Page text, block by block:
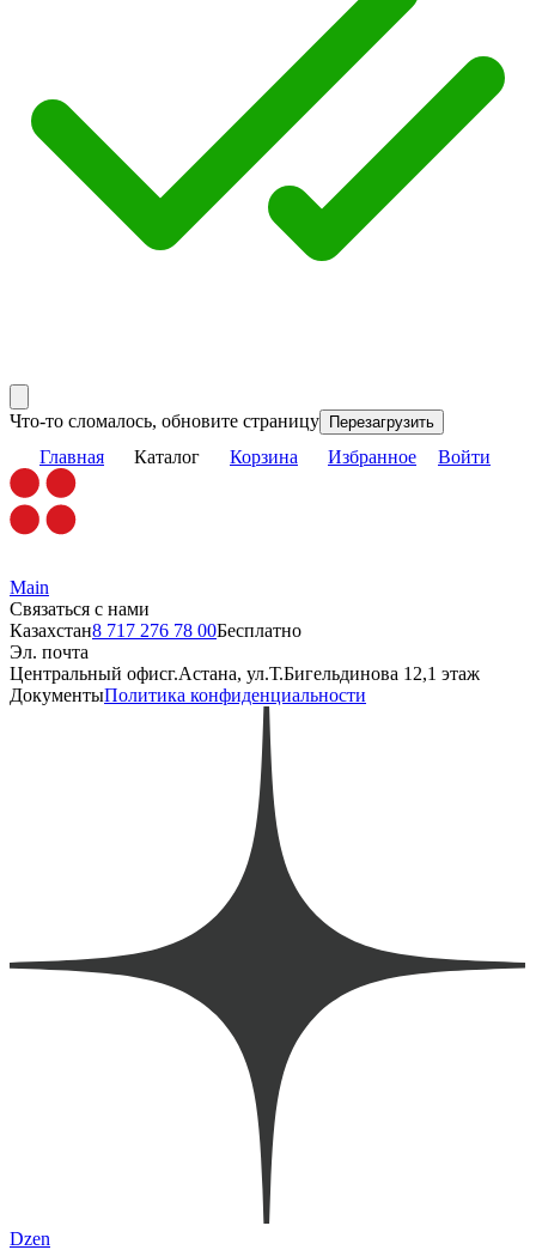
Что-то сломалось, обновите страницу Перезагрузить
Главная Каталог Корзина Избранное Войти
Main
Связаться с нами
Казахстан8 717 276 78 00Бесплатно
Эл. почта
Центральный офисг.Астана, ул.Т.Бигельдинова 12,1 этаж
ДокументыПолитика конфиденциальности
Dzen